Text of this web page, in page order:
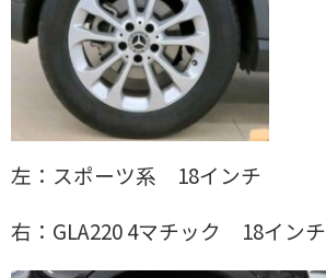
左：スポーツ系 18インチ
右：GLA220 4マチック 18インチ